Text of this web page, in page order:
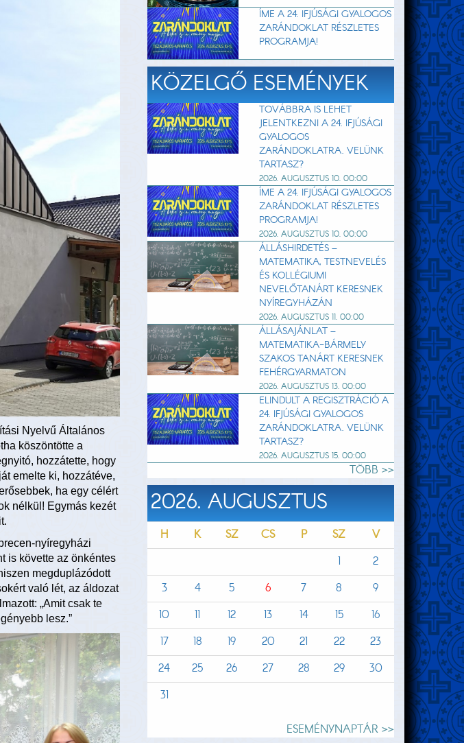
Nyelvű Általános
köszöntötte a
hozzátette, hogy
emelte ki, hozzátéve,
ha egy célért
nélkül! Egymás kezét
nyíregyházi
is követte az önkéntes
megduplázódott
való lét, az áldozat
„Amit csak te
lesz.”
ÍME A 24. IFJÚSÁGI GYALOGOS
ZARÁNDOKLAT RÉSZLETES
PROGRAMJA!
KÖZELGŐ ESEMÉNYEK
TOVÁBBRA IS LEHET
JELENTKEZNI A 24. IFJÚSÁGI
GYALOGOS
ZARÁNDOKLATRA. VELÜNK
TARTASZ?
2026. AUGUSZTUS 10. 00:00
ÍME A 24. IFJÚSÁGI GYALOGOS
ZARÁNDOKLAT RÉSZLETES
PROGRAMJA!
2026. AUGUSZTUS 10. 00:00
ÁLLÁSHIRDETÉS –
MATEMATIKA, TESTNEVELÉS
ÉS KOLLÉGIUMI
NEVELŐTANÁRT KERESNEK
NYÍREGYHÁZÁN
2026. AUGUSZTUS 11. 00:00
ÁLLÁSAJÁNLAT –
MATEMATIKA-BÁRMELY
SZAKOS TANÁRT KERESNEK
FEHÉRGYARMATON
2026. AUGUSZTUS 13. 00:00
ELINDULT A REGISZTRÁCIÓ A
24. IFJÚSÁGI GYALOGOS
ZARÁNDOKLATRA. VELÜNK
TARTASZ?
2026. AUGUSZTUS 15. 00:00
TÖBB >>
2026. AUGUSZTUS
H K SZ CS P SZ
V
1
2
3
4 5 6 7 8
9
10
11 12 13 14 15
16
17
18 19 20 21 22
23
24
25 26 27 28 29
30
31
ESEMÉNYNAPTÁR >>